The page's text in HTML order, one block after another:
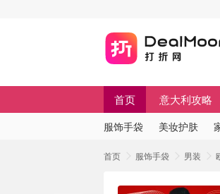
首页 意大利攻略
服饰手袋 美妆护肤
首页 服饰手袋 男装